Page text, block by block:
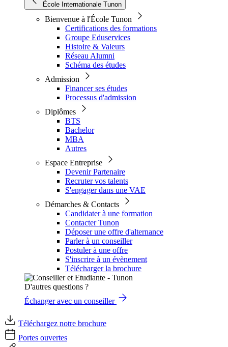
École Internationale Tunon
Bienvenue à l'École Tunon
Certifications des formations
Groupe Eduservices
Histoire & Valeurs
Réseau Alumni
Schéma des études
Admission
Financer ses études
Processus d'admission
Diplômes
BTS
Bachelor
MBA
Autres
Espace Entreprise
Devenir Partenaire
Recruter vos talents
S'engager dans une VAE
Démarches & Contacts
Candidater à une formation
Contacter Tunon
Déposer une offre d'alternance
Parler à un conseiller
Postuler à une offre
S'inscrire à un évènement
Télécharger la brochure
D'autres questions ?
Échanger avec un conseiller
Téléchargez notre brochure
Portes ouvertes